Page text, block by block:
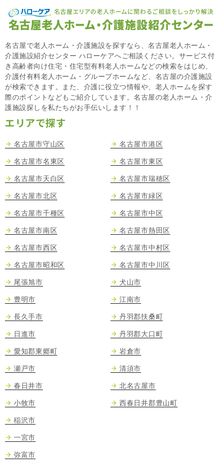
名古屋で老人ホーム・介護施設を探すなら、名古屋老人ホーム・
介護施設紹介センター ハローケアへご相談ください。サービス付
き高齢者向け住宅・住宅型有料老人ホームなどの検索をはじめ、
介護付有料老人ホーム・グループホームなど、名古屋の介護施設
が検索できます。また、介護に役立つ情報や、老人ホームを探す
際のポイントなどもご紹介しています。名古屋の老人ホーム・介
護施設探しを私たちがお手伝いします！！
エリアで探す
名古屋市守山区
名古屋市名東区
名古屋市天白区
名古屋市北区
名古屋市千種区
名古屋市南区
名古屋市西区
名古屋市昭和区
名古屋市港区
名古屋市東区
名古屋市瑞穂区
名古屋市緑区
名古屋市中区
名古屋市熱田区
名古屋市中村区
名古屋市中川区
尾張旭市
豊明市
長久手市
日進市
愛知郡東郷町
瀬戸市
春日井市
小牧市
犬山市
江南市
丹羽郡扶桑町
丹羽郡大口町
岩倉市
清須市
北名古屋市
西春日井郡豊山町
稲沢市
一宮市
弥富市